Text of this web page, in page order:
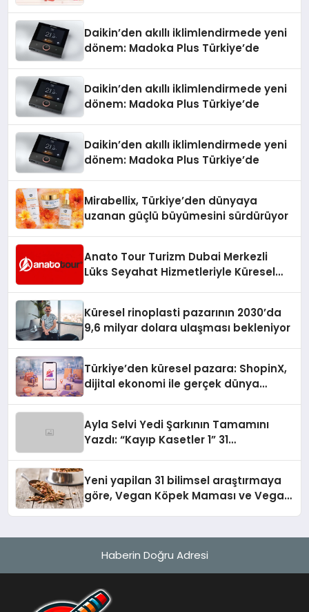
Daikin’den akıllı iklimlendirmede yeni
dönem: Madoka Plus Türkiye’de
Daikin’den akıllı iklimlendirmede yeni
dönem: Madoka Plus Türkiye’de
Daikin’den akıllı iklimlendirmede yeni
dönem: Madoka Plus Türkiye’de
Mirabellix, Türkiye’den dünyaya
uzanan güçlü büyümesini sürdürüyor
Anato Tour Turizm Dubai Merkezli
Lüks Seyahat Hizmetleriyle Küresel
Küresel rinoplasti pazarının 2030’da
9,6 milyar dolara ulaşması bekleniyor
Türkiye’den küresel pazara: ShopinX,
dijital ekonomi ile gerçek dünya
Ayla Selvi Yedi Şarkının Tamamını
Yazdı: “Kayıp Kasetler 1” 31
Yeni yapilan 31 bilimsel araştırmaya
göre, Vegan Köpek Maması ve Vegan
Haberin Doğru Adresi